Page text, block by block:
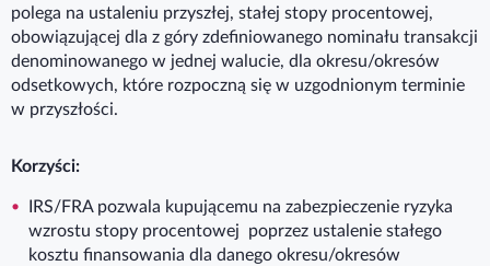
polega na ustaleniu przyszłej, stałej stopy procentowej,
obowiązującej dla z góry zdefiniowanego nominału transakcji
denominowanego w jednej walucie, dla okresu/okresów
odsetkowych, które rozpoczną się w uzgodnionym terminie
w przyszłości.
Korzyści:
IRS/FRA pozwala kupującemu na zabezpieczenie ryzyka
wzrostu stopy procentowej poprzez ustalenie stałego
kosztu finansowania dla danego okresu/okresów